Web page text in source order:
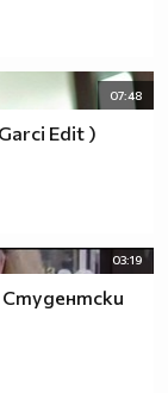
07:48
Edit )
03:19
Студентски